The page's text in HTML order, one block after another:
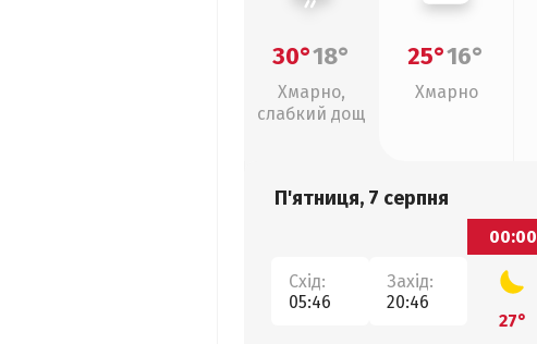
30°18°
Хмарно,
слабкий дощ
25°16°
Хмарно
П'ятниця, 7 серпня
Схід:
05:46
Захід:
20:46
00:00
27°